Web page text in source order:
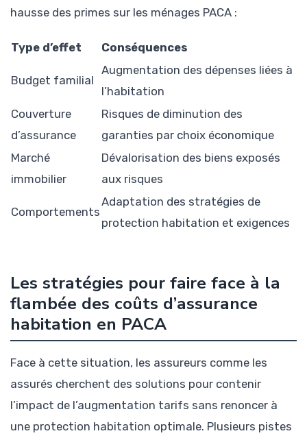
hausse des primes sur les ménages PACA :
Type d’effet Conséquences
Budget familial
Augmentation des dépenses liées à
l’habitation
Couverture
d’assurance
Risques de diminution des
garanties par choix économique
Marché
immobilier
Dévalorisation des biens exposés
aux risques
Comportements
Adaptation des stratégies de
protection habitation et exigences
Les stratégies pour faire face à la
flambée des coûts d’assurance
habitation en PACA
Face à cette situation, les assureurs comme les
assurés cherchent des solutions pour contenir
l’impact de l’augmentation tarifs sans renoncer à
une protection habitation optimale. Plusieurs pistes